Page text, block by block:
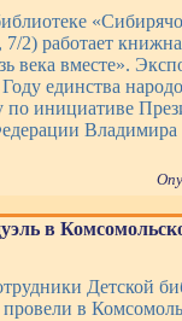
2) работает
века вместе».
единства
по инициативе
в
Детской
в